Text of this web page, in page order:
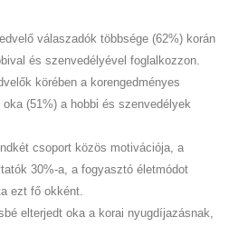
válaszadók többsége (62%) korán
és szenvedélyével foglalkozzon.
körében a korengedményes
(51%) a hobbi és szenvedélyek
csoport közös motivációja, a
30%-a, a fogyasztó életmódot
ezt fő okként.
elterjedt oka a korai nyugdíjazásnak,